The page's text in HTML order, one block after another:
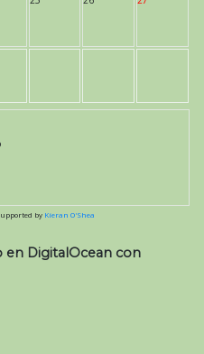
by Kieran O'Shea
en DigitalOcean con